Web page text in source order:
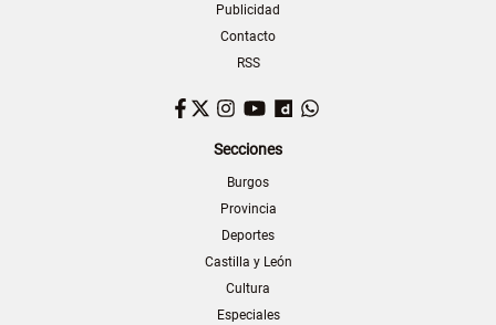
Publicidad
Contacto
RSS
Facebook
TwitterInstagram
YouTubeDailymotion
Secciones
Burgos
Provincia
Deportes
Castilla y León
Cultura
Especiales